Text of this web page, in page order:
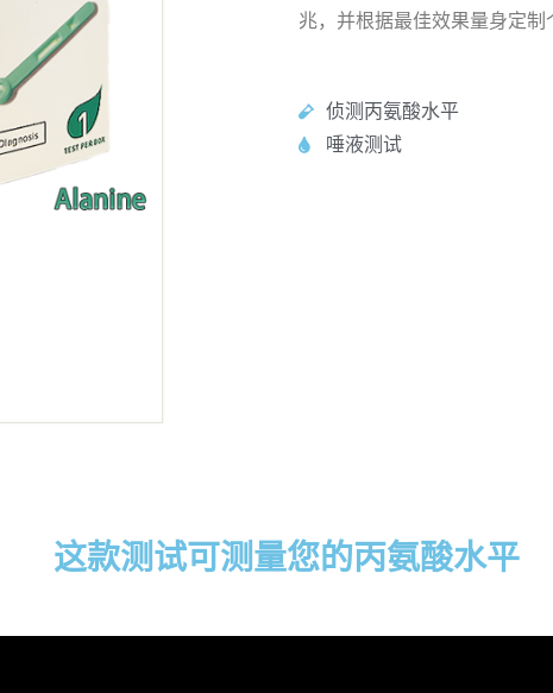
兆，并根据最佳效果量身定制
侦测丙氨酸水平
唾液测试
这款测试可测量您的丙氨酸水平